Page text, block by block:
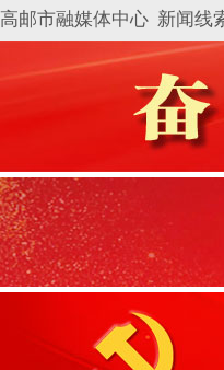
高邮市融媒体中心 新闻线